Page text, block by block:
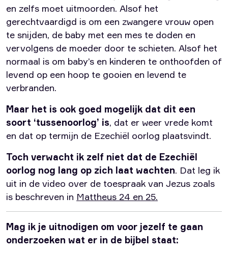
en zelfs moet uitmoorden. Alsof het
gerechtvaardigd is om een zwangere vrouw open
te snijden, de baby met een mes te doden en
vervolgens de moeder door te schieten. Alsof het
normaal is om baby’s en kinderen te onthoofden of
levend op een hoop te gooien en levend te
verbranden.
Maar het is ook goed mogelijk dat dit een
soort ‘tussenoorlog’ is, dat er weer vrede komt
en dat op termijn de Ezechiël oorlog plaatsvindt.
Toch verwacht ik zelf niet dat de Ezechiël
oorlog nog lang op zich laat wachten. Dat leg ik
uit in de video over de toespraak van Jezus zoals
is beschreven in Mattheus 24 en 25.
Mag ik je uitnodigen om voor jezelf te gaan
onderzoeken wat er in de bijbel staat: